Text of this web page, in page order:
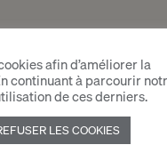
afin d’améliorer la
continuant à parcourir
de ces derniers.
LES COOKIES